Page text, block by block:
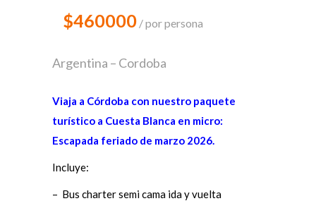
$460000 por persona
Argentina – Cordoba
Viaja a Córdoba con nuestro paquete
turístico a Cuesta Blanca en micro:
Escapada feriado de marzo 2026.
Incluye:
– Bus charter semi cama ida y vuelta